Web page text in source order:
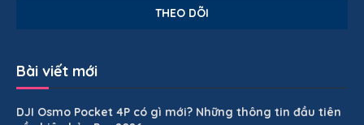
Bài viết mới
DJI Osmo Pocket 4P có gì mới? Những thông tin đầu tiên